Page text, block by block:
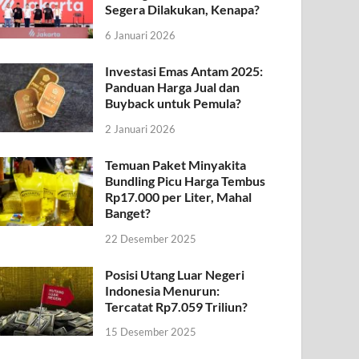
Segera Dilakukan, Kenapa?
6 Januari 2026
Investasi Emas Antam 2025:
Panduan Harga Jual dan
Buyback untuk Pemula?
2 Januari 2026
Temuan Paket Minyakita
Bundling Picu Harga Tembus
Rp17.000 per Liter, Mahal
Banget?
22 Desember 2025
Posisi Utang Luar Negeri
Indonesia Menurun:
Tercatat Rp7.059 Triliun?
15 Desember 2025